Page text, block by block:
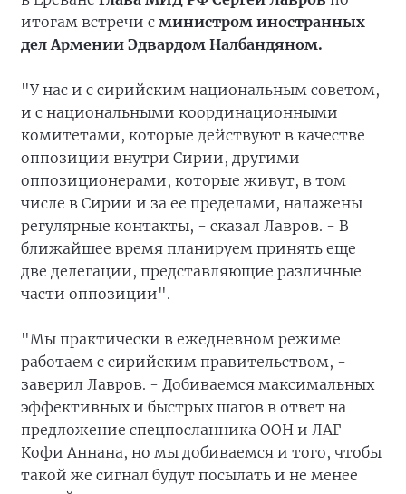
итогам встречи с министром иностранных
дел Армении Эдвардом Налбандяном.
"У нас и с сирийским национальным советом,
и с национальными координационными
комитетами, которые действуют в качестве
оппозиции внутри Сирии, другими
оппозиционерами, которые живут, в том
числе в Сирии и за ее пределами, налажены
регулярные контакты, - сказал Лавров. - В
ближайшее время планируем принять еще
две делегации, представляющие различные
части оппозиции".
"Мы практически в ежедневном режиме
работаем с сирийским правительством, -
заверил Лавров. - Добиваемся максимальных
эффективных и быстрых шагов в ответ на
предложение спецпосланника ООН и ЛАГ
Кофи Аннана, но мы добиваемся и того, чтобы
такой же сигнал будут посылать и не менее